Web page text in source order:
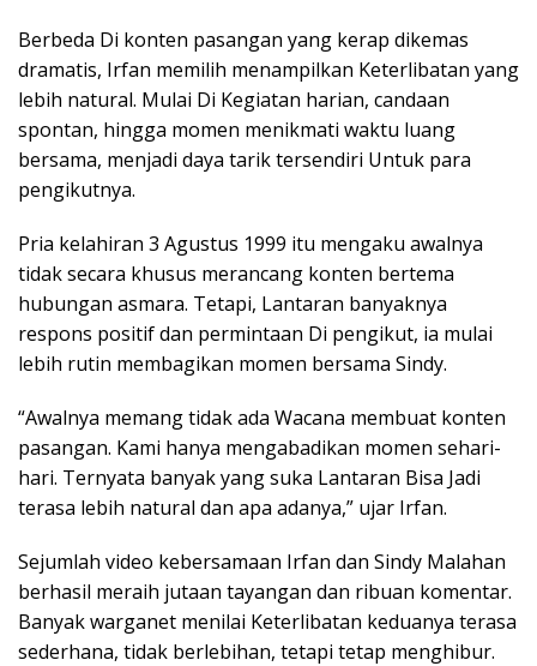
Berbeda Di konten pasangan yang kerap dikemas
dramatis, Irfan memilih menampilkan Keterlibatan yang
lebih natural. Mulai Di Kegiatan harian, candaan
spontan, hingga momen menikmati waktu luang
bersama, menjadi daya tarik tersendiri Untuk para
pengikutnya.
Pria kelahiran 3 Agustus 1999 itu mengaku awalnya
tidak secara khusus merancang konten bertema
hubungan asmara. Tetapi, Lantaran banyaknya
respons positif dan permintaan Di pengikut, ia mulai
lebih rutin membagikan momen bersama Sindy.
“Awalnya memang tidak ada Wacana membuat konten
pasangan. Kami hanya mengabadikan momen sehari-
hari. Ternyata banyak yang suka Lantaran Bisa Jadi
terasa lebih natural dan apa adanya,” ujar Irfan.
Sejumlah video kebersamaan Irfan dan Sindy Malahan
berhasil meraih jutaan tayangan dan ribuan komentar.
Banyak warganet menilai Keterlibatan keduanya terasa
sederhana, tidak berlebihan, tetapi tetap menghibur.